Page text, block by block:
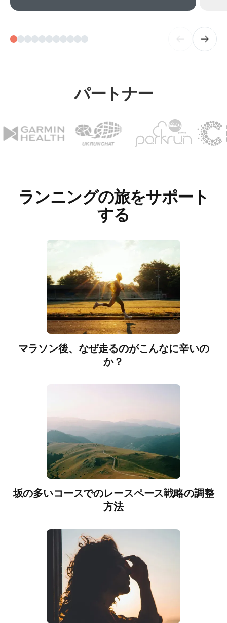
パートナー
ランニングの旅をサポート
する
マラソン後、なぜ走るのがこんなに辛いの
か？
坂の多いコースでのレースペース戦略の調整
方法